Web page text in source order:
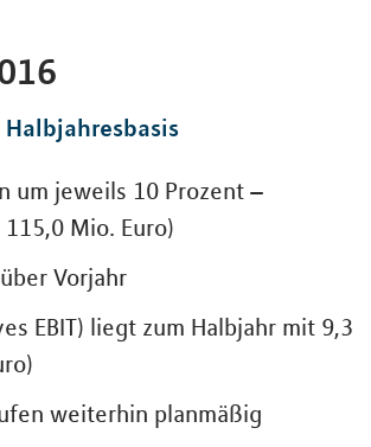
um jeweils 10 Prozent –
Mio. Euro)
Vorjahr
EBIT) liegt zum Halbjahr mit 9,3
weiterhin planmäßig